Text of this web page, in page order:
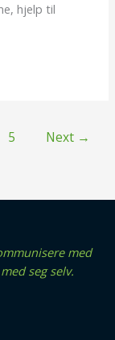
hjelp til
5 Next →
med
seg selv.